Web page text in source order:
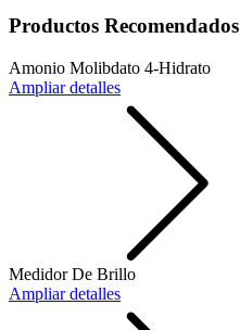
Productos Recomendados
Amonio Molibdato 4-Hidrato
Ampliar detalles
Medidor De Brillo
Ampliar detalles